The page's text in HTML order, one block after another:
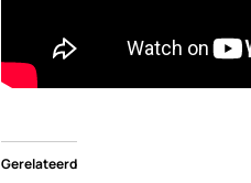
Gerelateerd